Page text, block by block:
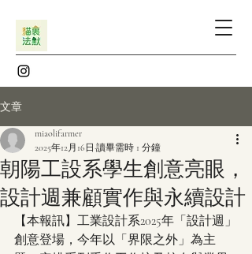
文章
朝陽工設系學生創意亮眼，
設計週兼顧實作與永續設計
miaolifarmer
2025年12月16日 讀畢需時 1 分鐘
【本報訊】工業設計系2025年「設計週」
創意登場，今年以「界限之外」為主